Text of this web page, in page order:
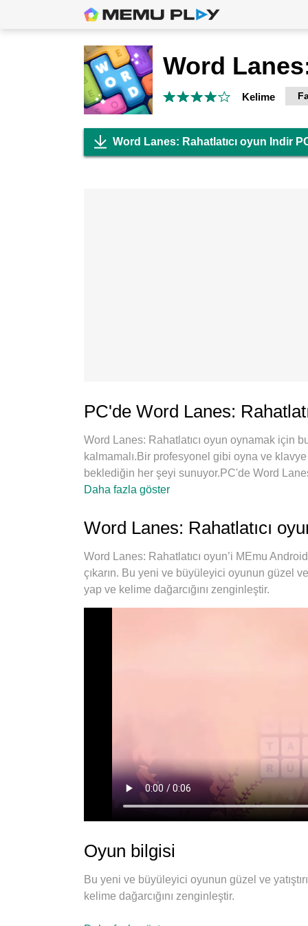
Kelime
Word Lanes: Rahatlatıcı oyun Indir
PC'de Word Lanes:
Word Lanes: Rahatlatıcı oyun oynamak için
kalmamalı.Bir profesyonel gibi oyna ve
beklediğin her şeyi sunuyor.PC'de Word
sınırlamaları, mobil veri ve rahatsız edici
Rahatlatıcı oyun oyununu gerçek bir PC
veya daha fazla hesap oynamayı mümkün
potansiyelini ortaya çıkarıyor, her şeyi
Daha fazla göster
Word Lanes: Rahatlatıcı
Word Lanes: Rahatlatıcı oyun’i MEmu
çıkarın. Bu yeni ve büyüleyici oyunun güzel
yap ve kelime dağarcığını zenginleştir.
Oyun bilgisi
Bu yeni ve büyüleyici oyunun güzel ve
kelime dağarcığını zenginleştir.